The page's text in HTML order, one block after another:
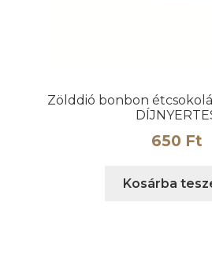
Zölddió bonbon
650 Ft
Kosárba